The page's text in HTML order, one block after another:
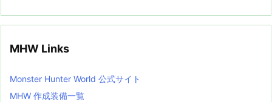
MHW Links
Monster Hunter World 公式サイト
MHW 作成装備一覧